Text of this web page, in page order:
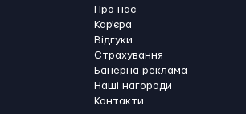
Про нас
Кар'єра
Відгуки
Страхування
Банерна реклама
Наші нагороди
Контакти